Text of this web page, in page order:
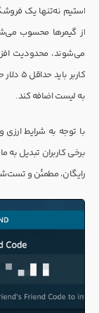
استیم نه‌تنها یک
از گیمرها محسوب
می‌شوند، محدودیت
کاربر
به لیست اضافه کند.
با توجه به شرایط
برخی کاربران تبدیل به
رایگان، مطمئن و